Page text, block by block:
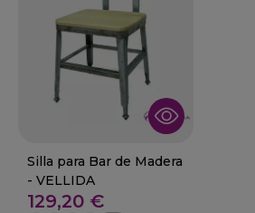
Silla para Bar de Madera
- VELLIDA
129,20 €